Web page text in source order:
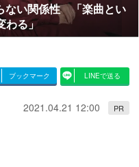
ない関係性 「楽曲とい
わる」
ブックマーク LINEで送る
2021.04.21 12:00 PR